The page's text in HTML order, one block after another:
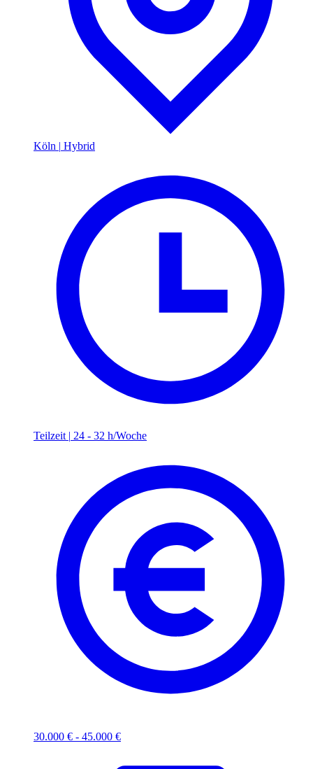
Köln | Hybrid
Teilzeit | 24 - 32 h/Woche
30.000 € - 45.000 €